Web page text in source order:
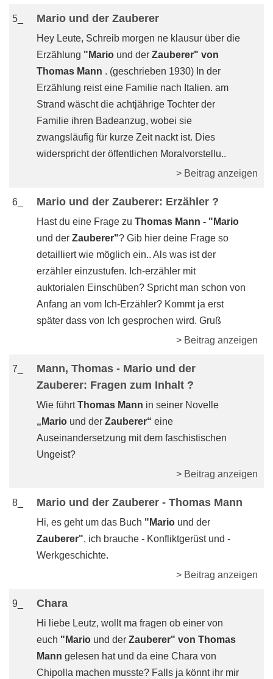
5_ Mario und der Zauberer
Hey Leute, Schreib morgen ne klausur über die
Erzählung "Mario und der Zauberer" von
Thomas Mann . (geschrieben 1930) In der
Erzählung reist eine Familie nach Italien. am
Strand wäscht die achtjährige Tochter der
Familie ihren Badeanzug, wobei sie
zwangsläufig für kurze Zeit nackt ist. Dies
widerspricht der öffentlichen Moralvorstellu..
> Beitrag anzeigen
6_ Mario und der Zauberer: Erzähler ?
Hast du eine Frage zu Thomas Mann - "Mario
und der Zauberer"? Gib hier deine Frage so
detailliert wie möglich ein.. Als was ist der
erzähler einzustufen. Ich-erzähler mit
auktorialen Einschüben? Spricht man schon von
Anfang an vom Ich-Erzähler? Kommt ja erst
später dass von Ich gesprochen wird. Gruß
> Beitrag anzeigen
7_
Mann, Thomas - Mario und der
Zauberer: Fragen zum Inhalt ?
Wie führtThomas Mann in seiner Novelle
„Mario und der Zauberer“ eine
Auseinandersetzung mit dem faschistischen
Ungeist?
> Beitrag anzeigen
8_ Mario und der Zauberer - Thomas Mann
Hi, es geht um das Buch "Mario und der
Zauberer", ich brauche - Konfliktgerüst und -
Werkgeschichte.
> Beitrag anzeigen
9_ Chara
Hi liebe Leutz, wollt ma fragen ob einer von
euch "Mario und der Zauberer" von Thomas
Mann gelesen hat und da eine Chara von
Chipolla machen musste? Falls ja könnt ihr mir